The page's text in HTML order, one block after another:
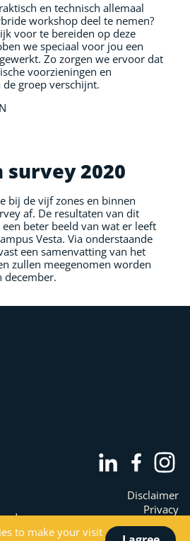
to make your visit
en technisch allemaal
workshop deel te nemen?
voor te bereiden op deze
we speciaal voor jou een
Zo zorgen we ervoor dat
voorzieningen en
groep verschijnt.
2020
bij de vijf zones en binnen
af. De resultaten van dit
beter beeld van wat er leeft
Vesta. Via onderstaande
een samenvatting van het
zullen meegenomen worden
december.
Disclaimer
Privacy
Cookies